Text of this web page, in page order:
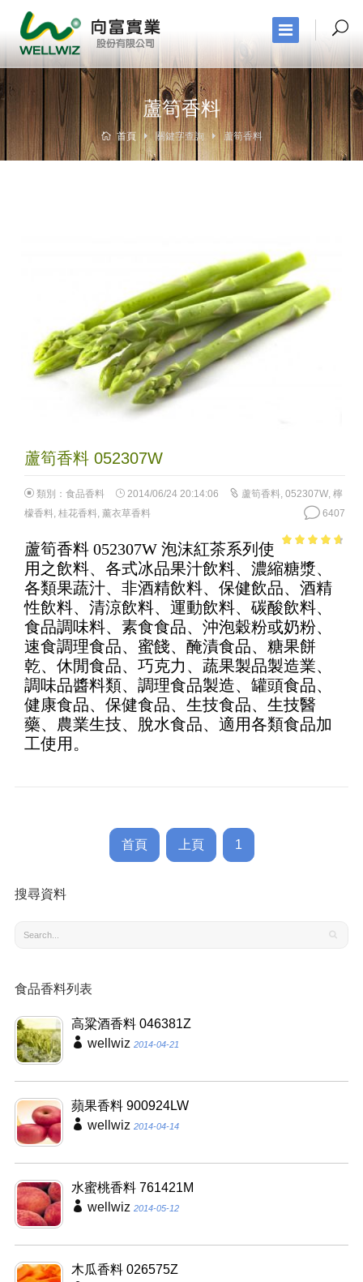
蘆筍香料
首頁 關鍵字查詢 蘆筍香料
蘆筍香料 052307W
類別： 食品香料 2014/06/24 20:14:06 蘆筍香料, 052307W, 檸
檬香料, 桂花香料, 薰衣草香料 6407
of 5
蘆筍香料 052307W 泡沫紅茶系列使
用之飲料、各式冰品果汁飲料、濃縮糖漿、
各類果蔬汁、非酒精飲料、保健飲品、酒精
性飲料、清涼飲料、運動飲料、碳酸飲料、
食品調味料、素食食品、沖泡穀粉或奶粉、
速食調理食品、蜜餞、醃漬食品、糖果餅
乾、休閒食品、巧克力、蔬果製品製造業、
調味品醬料類、調理食品製造、罐頭食品、
健康食品、保健食品、生技食品、生技醫
藥、農業生技、脫水食品、適用各類食品加
工使用。
首頁 上頁 1
搜尋資料
食品香料列表
高粱酒香料 046381Z
wellwiz 2014-04-21
蘋果香料 900924LW
wellwiz 2014-04-14
水蜜桃香料 761421M
wellwiz 2014-05-12
木瓜香料 026575Z